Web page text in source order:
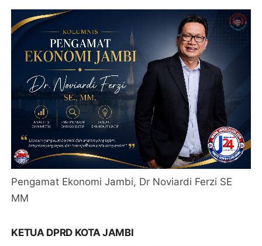
Pengamat Ekonomi Jambi, Dr Noviardi Ferzi SE
MM
KETUA DPRD KOTA JAMBI